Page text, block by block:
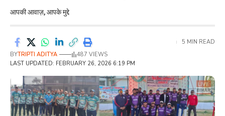
आपकी आवाज़, आपके मुद्दे
LAST UPDATED: FEBRUARY 26, 2026 6:19 PM
BYTRIPTI ADITYA 487 VIEWS
5 MIN READ